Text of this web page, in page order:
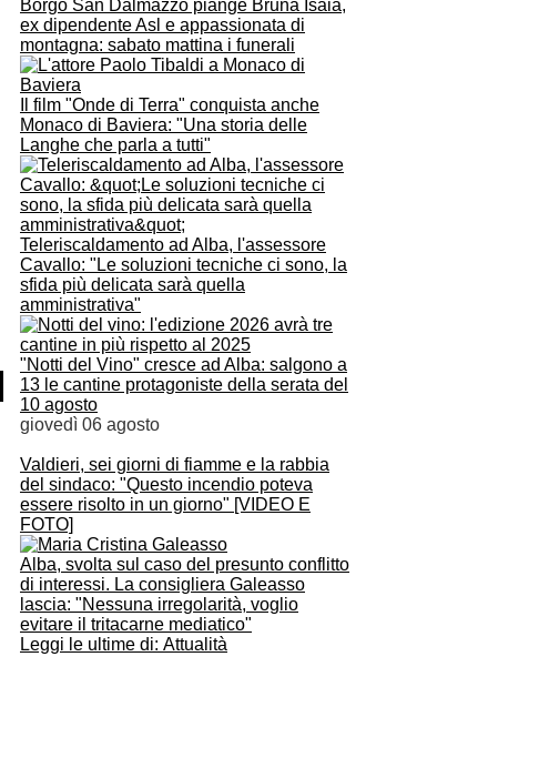
Borgo San Dalmazzo piange Bruna Isaia,
ex dipendente Asl e appassionata di
montagna: sabato mattina i funerali
Il film "Onde di Terra" conquista anche
Monaco di Baviera: "Una storia delle
Langhe che parla a tutti"
Teleriscaldamento ad Alba, l'assessore
Cavallo: "Le soluzioni tecniche ci sono, la
sfida più delicata sarà quella
amministrativa"
"Notti del Vino" cresce ad Alba: salgono a
13 le cantine protagoniste della serata del
10 agosto
giovedì 06 agosto
Valdieri, sei giorni di fiamme e la rabbia
del sindaco: "Questo incendio poteva
essere risolto in un giorno" [VIDEO E
FOTO]
Alba, svolta sul caso del presunto conflitto
di interessi. La consigliera Galeasso
lascia: "Nessuna irregolarità, voglio
evitare il tritacarne mediatico"
Leggi le ultime di: Attualità